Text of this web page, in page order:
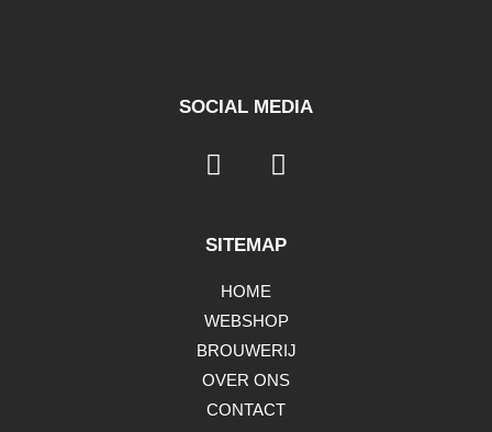
SOCIAL MEDIA
SITEMAP
HOME
WEBSHOP
BROUWERIJ
OVER ONS
CONTACT